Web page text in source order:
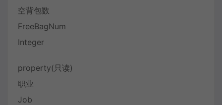
空背包数
FreeBagNum
Integer
property(只读)
职业
Job